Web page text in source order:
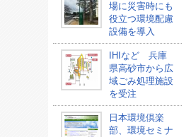
場に災害時にも
役立つ環境配慮
設備を導入
IHIなど 兵庫
県高砂市から広
域ごみ処理施設
を受注
日本環境倶楽
部、環境セミナ